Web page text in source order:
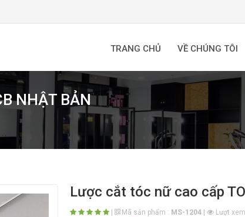
TRANG CHỦ VỀ CHÚNG TÔI
NHẬT BẢN
Lược cắt tóc nữ cao cấp
Mã sản phẩm : MS-1204 Lượt